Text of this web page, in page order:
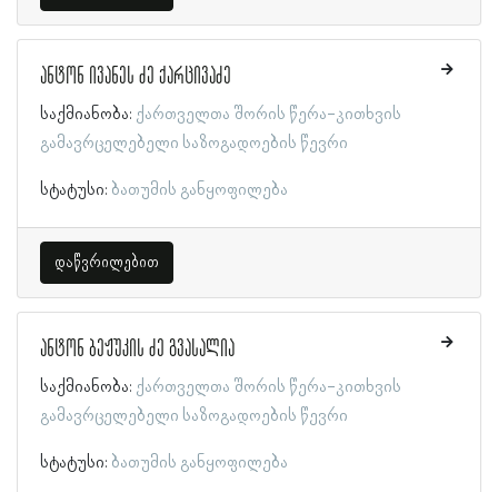
ანტონ ივანეს ძე ქარცივაძე
საქმიანობა: ქართველთა შორის წერა-კითხვის
გამავრცელებელი საზოგადოების წევრი
სტატუსი: ბათუმის განყოფილება
დაწვრილებით
ანტონ ბეჟუკის ძე გვასალია
საქმიანობა: ქართველთა შორის წერა-კითხვის
გამავრცელებელი საზოგადოების წევრი
სტატუსი: ბათუმის განყოფილება